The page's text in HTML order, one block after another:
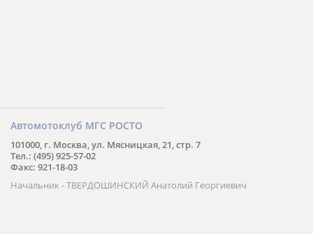
Автомотоклуб МГС РОСТО
101000, г. Москва, ул. Мясницкая, 21, стр. 7
Тел.: (495) 925-57-02
Факс: 921-18-03
Начальник - ТВЕРДОШИНСКИЙ Анатолий Георгиевич